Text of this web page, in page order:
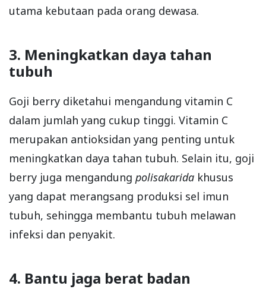
utama kebutaan pada orang dewasa.
3. Meningkatkan daya tahan
tubuh
Goji berry diketahui mengandung vitamin C
dalam jumlah yang cukup tinggi. Vitamin C
merupakan antioksidan yang penting untuk
meningkatkan daya tahan tubuh. Selain itu, goji
berry juga mengandung polisakarida khusus
yang dapat merangsang produksi sel imun
tubuh, sehingga membantu tubuh melawan
infeksi dan penyakit.
4. Bantu jaga berat badan